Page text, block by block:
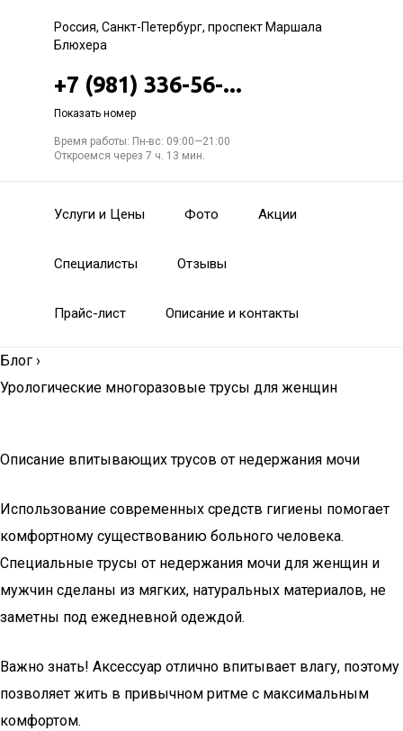
Россия, Санкт-Петербург, проспект Маршала
Блюхера
+7 (981) 336-56-...
Показать номер
Время работы: Пн-вс: 09:00—21:00
Откроемся через 7 ч. 13 мин.
Услуги и Цены Фото Акции
Специалисты Отзывы
Прайс-лист Описание и контакты
Блог ›
Урологические многоразовые трусы для женщин
Описание впитывающих трусов от недержания мочи
Использование современных средств гигиены помогает
комфортному существованию больного человека.
Специальные трусы от недержания мочи для женщин и
мужчин сделаны из мягких, натуральных материалов, не
заметны под ежедневной одеждой.
Важно знать! Аксессуар отлично впитывает влагу, поэтому
позволяет жить в привычном ритме с максимальным
комфортом.